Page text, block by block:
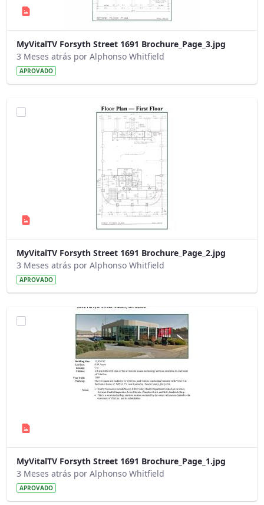
MyVitalTV Forsyth Street 1691 Brochure_Page_3.jpg
3 Meses atrás por Alphonso Whitfield
APROVADO
MyVitalTV Forsyth Street 1691 Brochure_Page_2.jpg
3 Meses atrás por Alphonso Whitfield
APROVADO
MyVitalTV Forsyth Street 1691 Brochure_Page_1.jpg
3 Meses atrás por Alphonso Whitfield
APROVADO